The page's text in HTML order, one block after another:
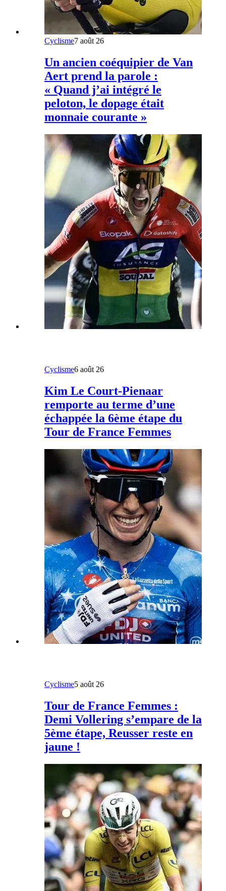
Cyclisme7 août 26
Un ancien coéquipier de Van
Aert prend la parole :
« Quand j’ai intégré le
peloton, le dopage était
monnaie courante »
Cyclisme6 août 26
Kim Le Court-Pienaar
remporte au terme d’une
échappée la 6ème étape du
Tour de France Femmes
Cyclisme5 août 26
Tour de France Femmes :
Demi Vollering s’empare de la
5ème étape, Reusser reste en
jaune !